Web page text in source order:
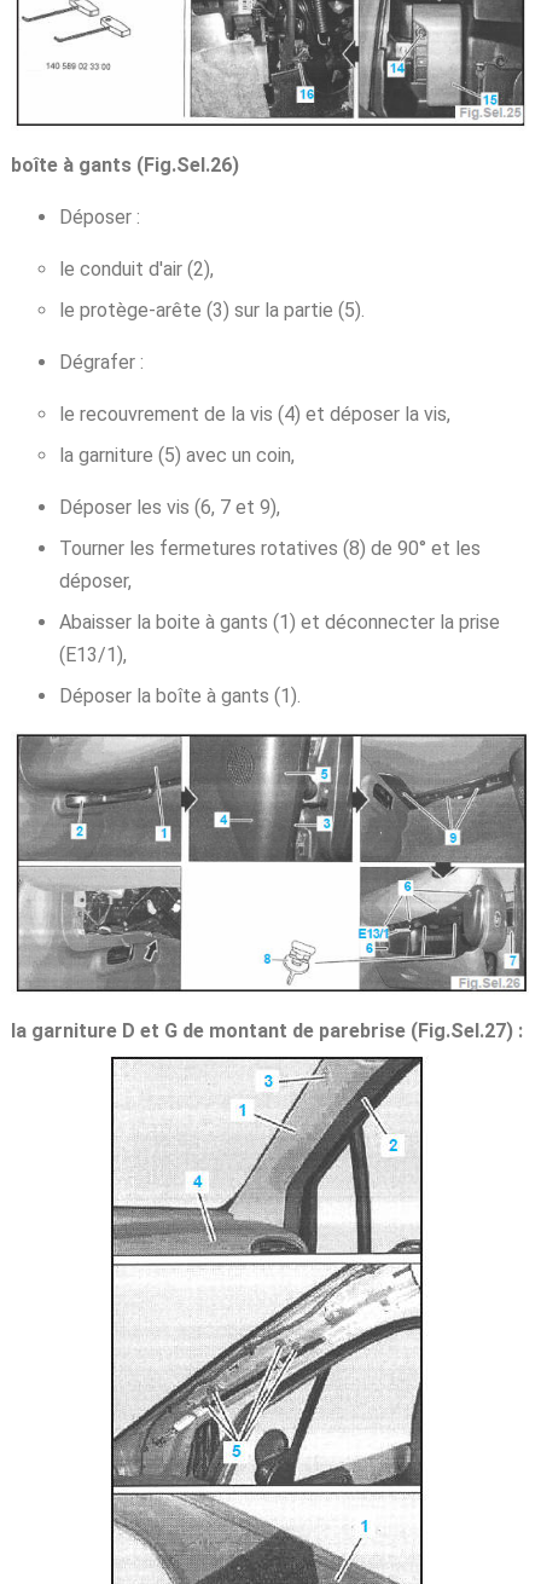
boîte à gants (Fig.Sel.26)
Déposer :
le conduit d'air (2),
le protège-arête (3) sur la partie (5).
Dégrafer :
le recouvrement de la vis (4) et déposer la vis,
la garniture (5) avec un coin,
Déposer les vis (6, 7 et 9),
Tourner les fermetures rotatives (8) de 90° et les
déposer,
Abaisser la boite à gants (1) et déconnecter la prise
(E13/1),
Déposer la boîte à gants (1).
la garniture D et G de montant de parebrise (Fig.Sel.27) :